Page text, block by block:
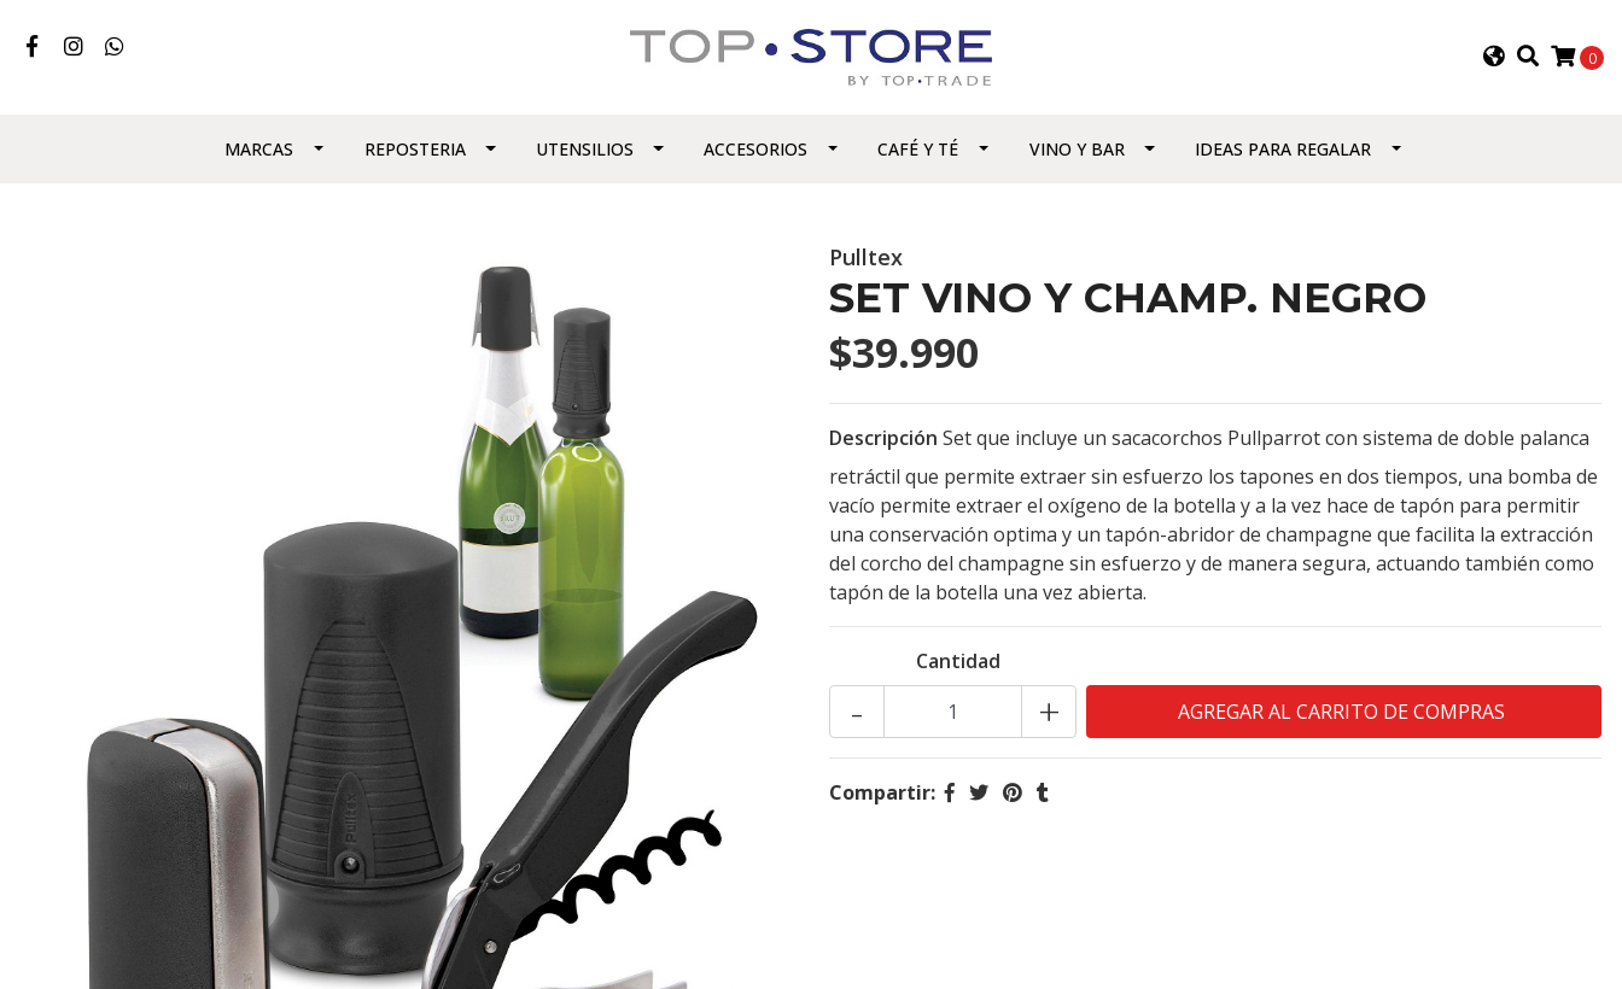
0
MARCAS REPOSTERIA UTENSILIOS ACCESORIOS CAFÉ Y TÉ VINO Y BAR IDEAS PARA REGALAR
Pulltex
SET VINO Y CHAMP. NEGRO
$39.990
Descripción Set que incluye un sacacorchos Pullparrot con sistema de doble palanca
retráctil que permite extraer sin esfuerzo los tapones en dos tiempos, una bomba de
vacío permite extraer el oxígeno de la botella y a la vez hace de tapón para permitir
una conservación optima y un tapón-abridor de champagne que facilita la extracción
del corcho del champagne sin esfuerzo y de manera segura, actuando también como
tapón de la botella una vez abierta.
Cantidad
+
-
Compartir: